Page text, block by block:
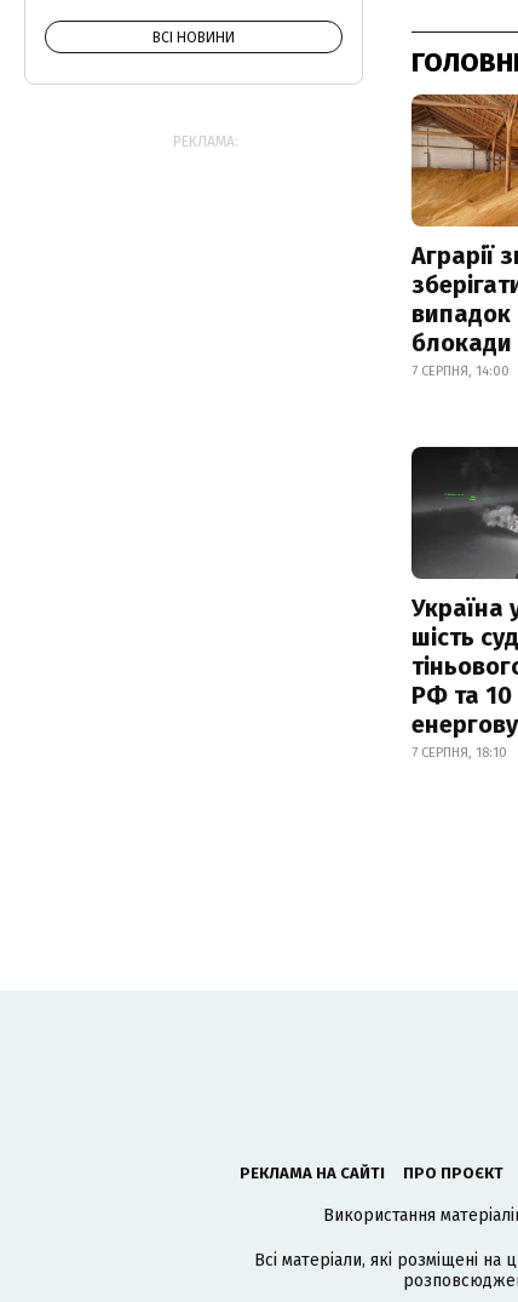
Аграрії
випадок
блокади
7 СЕРПНЯ, 14:00
Україна
шість
РФ та 10
7 СЕРПНЯ, 18:10
ВСІ НОВИНИ
РЕКЛАМА:
РЕКЛАМА НА САЙТІ ПРО ПРОЄКТ
Використання
Всі матеріали, які розміщені на